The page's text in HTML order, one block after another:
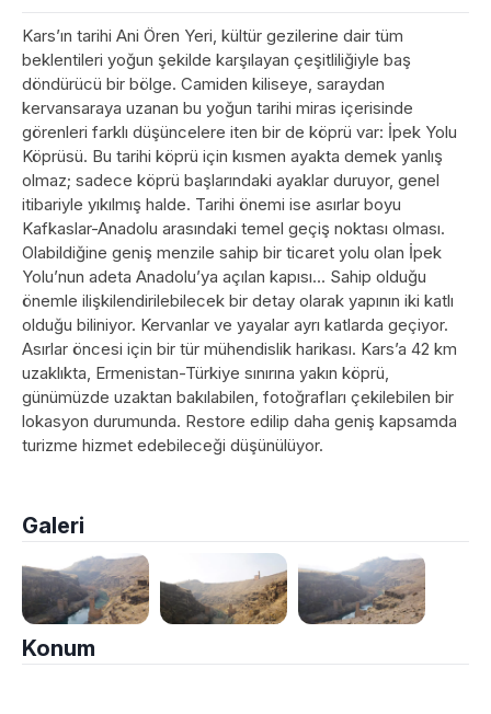
Kars’ın tarihi Ani Ören Yeri, kültür gezilerine dair tüm
beklentileri yoğun şekilde karşılayan çeşitliliğiyle baş
döndürücü bir bölge. Camiden kiliseye, saraydan
kervansaraya uzanan bu yoğun tarihi miras içerisinde
görenleri farklı düşüncelere iten bir de köprü var: İpek Yolu
Köprüsü. Bu tarihi köprü için kısmen ayakta demek yanlış
olmaz; sadece köprü başlarındaki ayaklar duruyor, genel
itibariyle yıkılmış halde. Tarihi önemi ise asırlar boyu
Kafkaslar-Anadolu arasındaki temel geçiş noktası olması.
Olabildiğine geniş menzile sahip bir ticaret yolu olan İpek
Yolu’nun adeta Anadolu’ya açılan kapısı… Sahip olduğu
önemle ilişkilendirilebilecek bir detay olarak yapının iki katlı
olduğu biliniyor. Kervanlar ve yayalar ayrı katlarda geçiyor.
Asırlar öncesi için bir tür mühendislik harikası. Kars’a 42 km
uzaklıkta, Ermenistan-Türkiye sınırına yakın köprü,
günümüzde uzaktan bakılabilen, fotoğrafları çekilebilen bir
lokasyon durumunda. Restore edilip daha geniş kapsamda
turizme hizmet edebileceği düşünülüyor.
Galeri
Konum